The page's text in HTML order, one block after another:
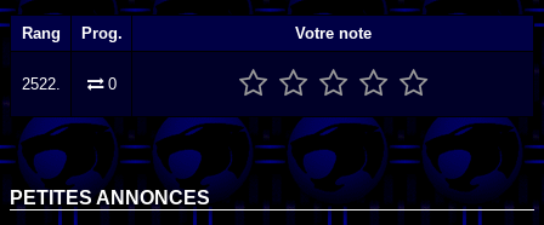
Rang Prog. Votre note
2522. 0
PETITES ANNONCES